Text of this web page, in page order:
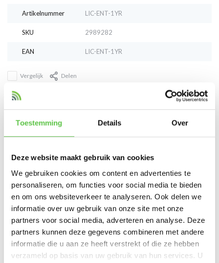
Toestemming Details Over
Deze website maakt gebruik van cookies
We gebruiken cookies om content en advertenties te
personaliseren, om functies voor social media te bieden
en om ons websiteverkeer te analyseren. Ook delen we
informatie over uw gebruik van onze site met onze
partners voor social media, adverteren en analyse. Deze
partners kunnen deze gegevens combineren met andere
informatie die u aan ze heeft verstrekt of die ze hebben
verzameld op basis van uw gebruik van hun services. U
Artikelnummer LIC-ENT-1YR
SKU 2989282
EAN LIC-ENT-1YR
Vergelijk Delen
Er zijn nog geen reviews geschreven over dit product..
Schrijf je eigen review
Tags
1 Year License 2989282 Enterprise LIC-ENT-